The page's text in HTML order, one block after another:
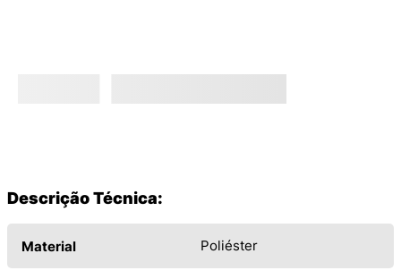
Descrição Técnica:
Material Poliéster